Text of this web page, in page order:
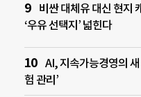
비싼 대체유 대신 현지
‘우유 선택지’ 넓힌다
AI, 지속가능경영의
험 관리’